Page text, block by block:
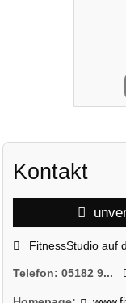
Kontakt
FitnessStudio auf
Telefon:05182 9...